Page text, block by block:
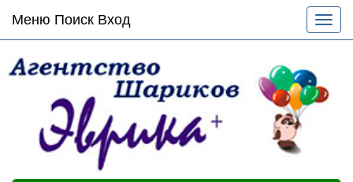
Основное
меню
по
Меню Поиск Вход
меню